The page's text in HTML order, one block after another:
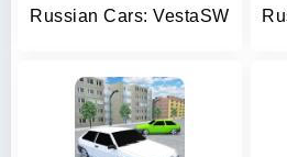
Russian Cars: VestaSW